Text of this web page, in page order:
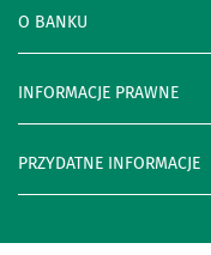
O BANKU
INFORMACJE PRAWNE
PRZYDATNE INFORMACJE